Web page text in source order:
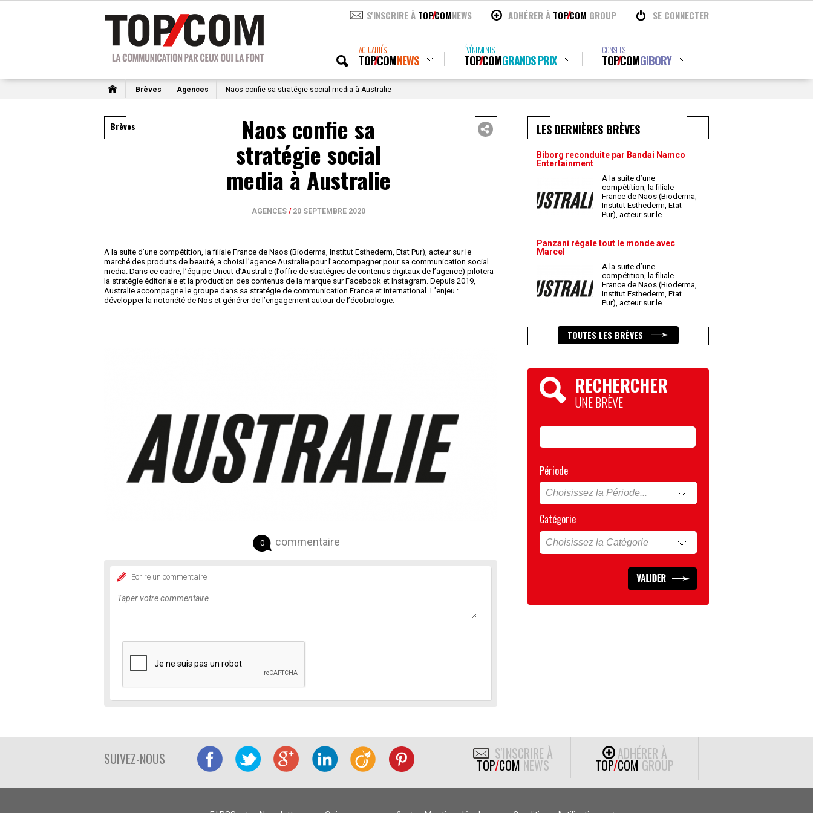
S'INSCRIRE À TOPCOMNEWS ADHÉRER À TOPCOM GROUP SE CONNECTER
ACTUALITÉS
TOPCOMNEWS
ÉVÉNEMENTS
TOPCOMGRANDS PRIX
CONSEILS
TOPCOMGIBORY
Brèves Agences Naos confie sa stratégie social media à Australie
Brèves Naos confie sa
stratégie social
media à Australie
AGENCES / 20 SEPTEMBRE 2020
A la suite d’une compétition, la filiale France de Naos (Bioderma, Institut Esthederm, Etat Pur), acteur sur le
marché des produits de beauté, a choisi l’agence Australie pour l’accompagner pour sa communication social
media. Dans ce cadre, l’équipe Uncut d’Australie (l’offre de stratégies de contenus digitaux de l’agence) pilotera
la stratégie éditoriale et la production des contenus de la marque sur Facebook et Instagram. Depuis 2019,
Australie accompagne le groupe dans sa stratégie de communication France et international. L’enjeu :
développer la notoriété de Nos et générer de l’engagement autour de l’écobiologie.
0 commentaire
Ecrire un commentaire
LES DERNIÈRES BRÈVES
Biborg reconduite par Bandai Namco
Entertainment
A la suite d’une
compétition, la filiale
France de Naos (Bioderma,
Institut Esthederm, Etat
Pur), acteur sur le...
Panzani régale tout le monde avec
Marcel
A la suite d’une
compétition, la filiale
France de Naos (Bioderma,
Institut Esthederm, Etat
Pur), acteur sur le...
TOUTES LES BRÈVES
RECHERCHER
UNE BRÈVE
Période
Catégorie
SUIVEZ-NOUS S'INSCRIRE À
TOP/COM NEWS
ADHÉRER À
TOP/COM GROUP